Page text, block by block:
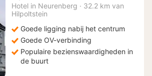
nacht
vanaf
€
Hotel in Neurenberg · 32.2 km van
Hilpoltstein
Goede ligging nabij het centrum
Goede OV-verbinding
Populaire bezienswaardigheden in
de buurt